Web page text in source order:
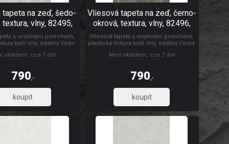
na zeď, šedo-
textura, vlny, 82495,
Novamur
s vinylovým povrchem,
tvoří vlny, odstíny šedo-
Design: klasický. Úroveň
skladem, cca 7 dní
790,-
652,89
Vliesová tapeta na zeď, černo-
okrová, textura, vlny, 82496,
Naomi, Novamur
Vliesová tapeta s vinylovým povrchem,
plastická textura tvoří vlny, odstíny černé
odolnost a omyvatelnost. Design:
Tapety Yara Novamur
Není skladem, cca 7 dní
790,-
652,89